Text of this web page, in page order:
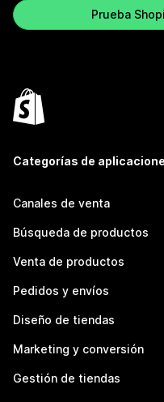
Prueba
Categorías de
Canales de venta
Búsqueda de productos
Venta de productos
Pedidos y envíos
Diseño de tiendas
Marketing y conversión
Gestión de tiendas